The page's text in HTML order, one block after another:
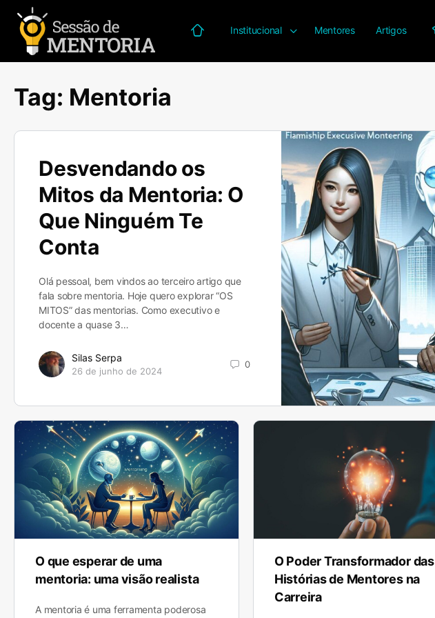
Página inicial
Institucional Mentores Artigos
Tag: Mentoria
Desvendando os
Mitos da Mentoria: O
Que Ninguém Te
Conta
Olá pessoal, bem vindos ao terceiro artigo que
fala sobre mentoria. Hoje quero explorar “OS
MITOS” das mentorias. Como executivo e
docente a quase 3…
Silas Serpa
26 de junho de 2024
0
O que esperar de uma
mentoria: uma visão realista
A mentoria é uma ferramenta poderosa
O Poder Transformador das
Histórias de Mentores na
Carreira